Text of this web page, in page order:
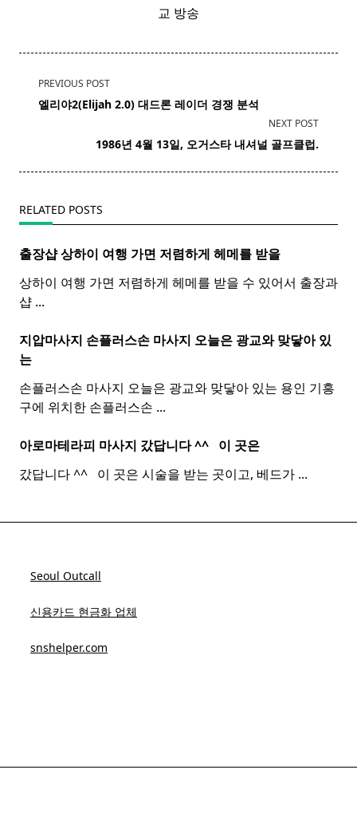
교 방송
<span
class="nav-
text">Page</span>
PREVIOUS POST
엘리야2(Elijah 2.0) 대드론 레이더 경쟁 분석
NEXT POST
1986년 4월 13일, 오거스타 내셔널 골프클럽.
RELATED POSTS
출장샵 상하이 여행 가면 저렴하게 헤메를 받을
상하이 여행 가면 저렴하게 헤메를 받을 수 있어서 출장과
샵 ...
지압마사지 손플러스손 마사지 오늘은 광교와 맞닿아 있
는
손플러스손 마사지 오늘은 광교와 맞닿아 있는 용인 기흥
구에 위치한 손플러스손 ...
아로마테라피 마사지 갔답니다 ^^ ​ ​ 이 곳은
갔답니다 ^^ ​ ​ 이 곳은 시술을 받는 곳이고, 베드가 ...
Seoul Outcall
신용카드 현금화 업체
snshelper.com